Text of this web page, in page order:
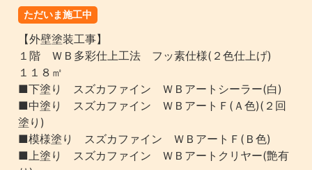
ただいま施工中
【外壁塗装工事】
１階 ＷＢ多彩仕上工法 フッ素仕様(２色仕上げ)
１１８㎡
■下塗り スズカファイン ＷＢアートシーラー(白)
■中塗り スズカファイン ＷＢアートＦ(Ａ色)(２回
塗り)
■模様塗り スズカファイン ＷＢアートＦ(Ｂ色)
■上塗り スズカファイン ＷＢアートクリヤー(艶有